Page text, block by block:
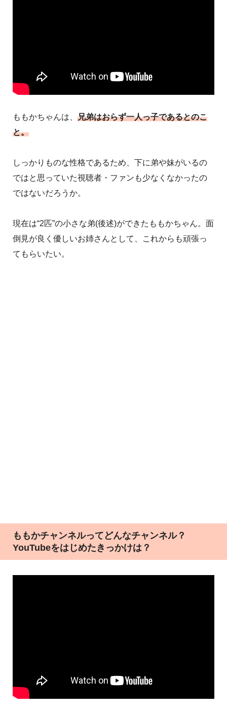
ももかちゃんは、 兄弟はおらず一人っ子であるとのこ
と。
しっかりものな性格であるため、下に弟や妹がいるの
ではと思っていた視聴者・ファンも少なくなかったの
ではないだろうか。
現在は“2匹”の小さな弟(後述)ができたももかちゃん。面
倒見が良く優しいお姉さんとして、これからも頑張っ
てもらいたい。
ももかチャンネルってどんなチャンネル？
YouTubeをはじめたきっかけは？